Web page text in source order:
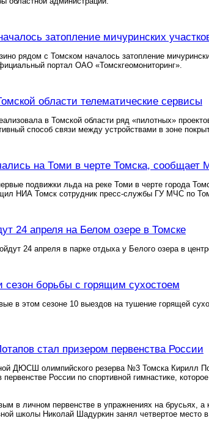
затопление мичуринских
рядом с Томском началось затопление
портал ОАО «Томскгеомониторинг».
области телематические сервисы
в Томской области ряд «пилотных»
способ связи между устройствами в зоне
на Томи в черте Томска, сообщает
подвижки льда на реке Томи в черте города
НИА Томск сотрудник пресс-службы ГУ МЧС по
24 апреля на Белом озере в Томске
24 апреля в парке отдыха у Белого озера в
сезон борьбы с горящим сухостоем
в этом сезоне 10 выездов на тушение горящей
стал призером первенства России
ДЮСШ олимпийского резерва №3 Томска Кирилл
первенстве России по спортивной гимнастике,
в личном первенстве в упражнениях на брусьях,
школы Николай Шадуркин занял четвертое место